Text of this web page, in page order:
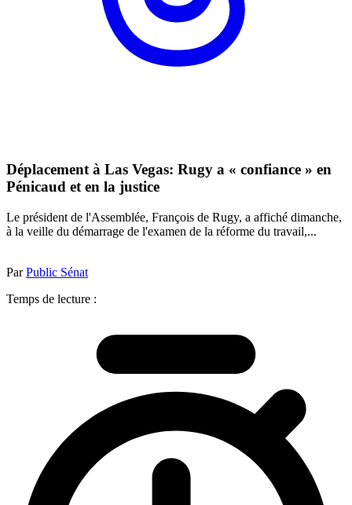
Déplacement à Las Vegas: Rugy a « confiance » en
Pénicaud et en la justice
Le président de l'Assemblée, François de Rugy, a affiché dimanche,
à la veille du démarrage de l'examen de la réforme du travail,...
ParPublic Sénat
Temps de lecture :